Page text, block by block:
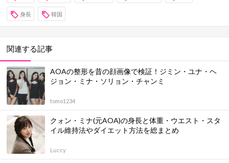
身長 韓国
関連する記事
AOAの整形を昔の顔画像で検証！ジミン・ユナ・ヘ
ジョン・ミナ・ソリョン・チャンミ
tomo1234
クォン・ミナ(元AOA)の身長と体重・ウエスト・スタ
イル維持法やダイエット方法を総まとめ
Luccy